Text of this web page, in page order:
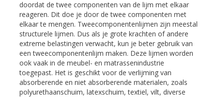
doordat de twee componenten van de lijm met elkaar
reageren. Dit doe je door de twee componenten met
elkaar te mengen. Tweecomponentenlijmen zijn meestal
structurele lijmen. Dus als je grote krachten of andere
extreme belastingen verwacht, kun je beter gebruik van
een tweecomponentenlijm maken. Deze lijmen worden
ook vaak in de meubel- en matrassenindustrie
toegepast. Het is geschikt voor de verlijming van
absorberende en niet absorberende materialen, zoals
polyurethaanschuim, latexschuim, textiel, vilt, diverse